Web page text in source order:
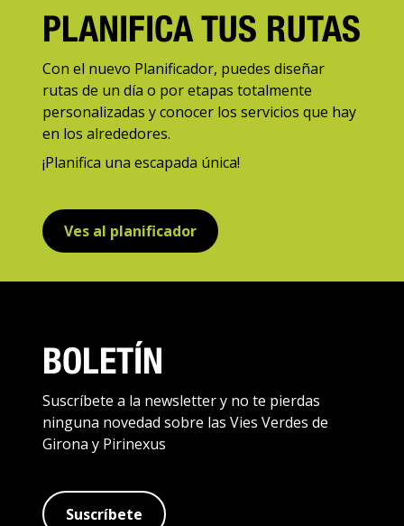
PLANIFICA TUS RUTAS
Con el nuevo Planificador, puedes diseñar
rutas de un día o por etapas totalmente
personalizadas y conocer los servicios que hay
en los alrededores.
¡Planifica una escapada única!
Ves al planificador
BOLETÍN
Suscríbete a la newsletter y no te pierdas
ninguna novedad sobre las Vies Verdes de
Girona y Pirinexus
Suscríbete